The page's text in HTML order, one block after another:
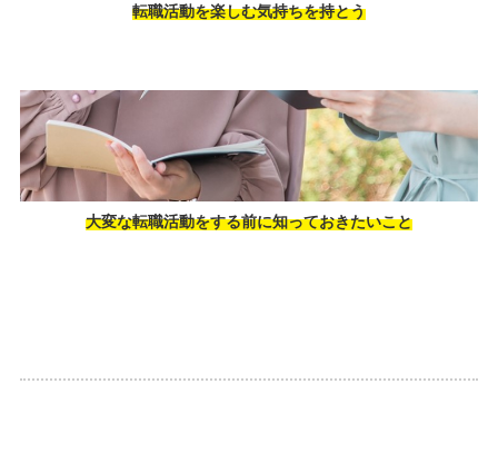
転職活動を楽しむ気持ちを持とう
大変な転職活動をする前に知っておきたいこと